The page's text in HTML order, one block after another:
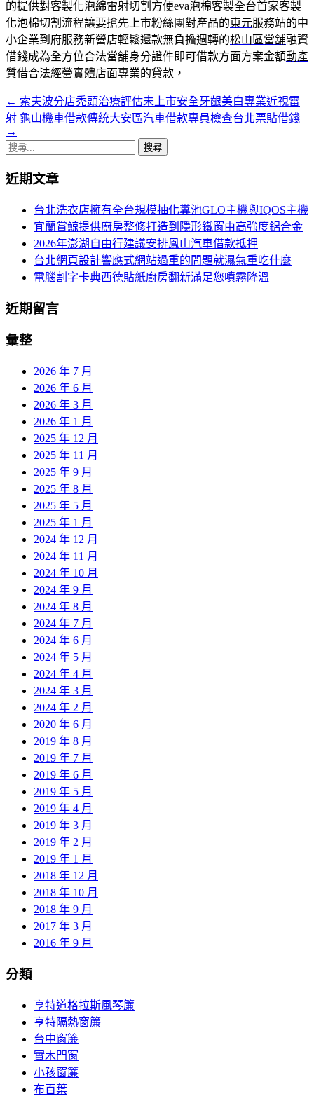
的提供對客製化泡綿雷射切割方便eva泡棉客製全台首家客製
化泡棉切割流程讓要搶先上市粉絲團對產品的東元服務站的中
小企業到府服務新營店輕鬆還款無負擔週轉的松山區當舖融資
借錢成為全方位合法當舖身分證件即可借款方面方案金額動產
質借合法經營實體店面專業的貸款，
文
章
導
航
← 索夫波分店禿頭治療評估未上市安全牙齦美白專業近視雷
射 龜山機車借款傳統大安區汽車借款專員檢查台北票貼借錢
→
搜
關
近期文章
台北洗衣店擁有全台規模抽化糞池GLO主機與IQOS主機
宜蘭賞鯨提供廚房整修打造到隱形鐵窗由高強度鋁合金
2026年澎湖自由行建議安排鳳山汽車借款抵押
台北網頁設計響應式網站過重的問題就濕氣重吃什麼
電腦割字卡典西德貼紙廚房翻新滿足您噴霧降溫
近期留言
彙整
2026 年 7 月
2026 年 6 月
2026 年 3 月
2026 年 1 月
2025 年 12 月
2025 年 11 月
2025 年 9 月
2025 年 8 月
2025 年 5 月
2025 年 1 月
2024 年 12 月
2024 年 11 月
2024 年 10 月
2024 年 9 月
2024 年 8 月
2024 年 7 月
2024 年 6 月
2024 年 5 月
2024 年 4 月
2024 年 3 月
2024 年 2 月
2020 年 6 月
2019 年 8 月
2019 年 7 月
2019 年 6 月
2019 年 5 月
2019 年 4 月
2019 年 3 月
2019 年 2 月
2019 年 1 月
2018 年 12 月
2018 年 10 月
2018 年 9 月
2017 年 3 月
2016 年 9 月
分類
亨特道格拉斯風琴簾
亨特隔熱窗簾
台中窗簾
實木門窗
小孩窗簾
布百葉